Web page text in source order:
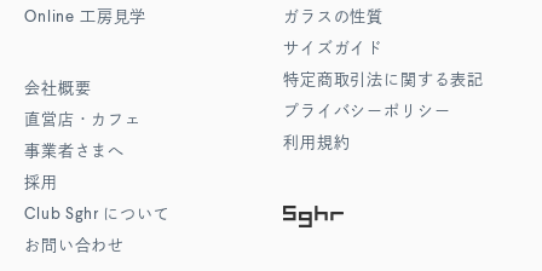
Online 工房見学
会社概要
直営店・カフェ
事業者さまへ
採用
Club Sghr について
お問い合わせ
ガラスの性質
サイズガイド
特定商取引法に関する表記
プライバシーポリシー
利用規約